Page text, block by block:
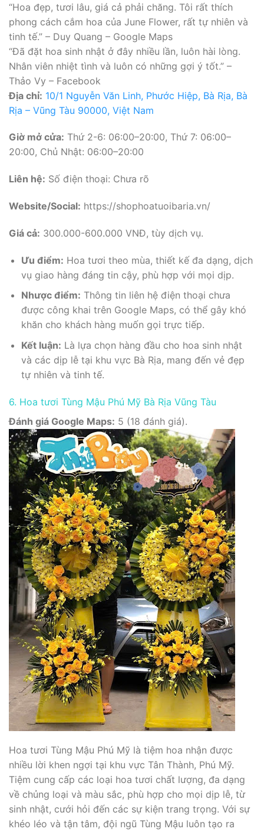
“Hoa đẹp, tươi lâu, giá cả phải chăng. Tôi rất thích
phong cách cắm hoa của June Flower, rất tự nhiên và
tinh tế.” – Duy Quang – Google Maps
“Đã đặt hoa sinh nhật ở đây nhiều lần, luôn hài lòng.
Nhân viên nhiệt tình và luôn có những gợi ý tốt.” –
Thảo Vy – Facebook
Địa chỉ: 10/1 Nguyễn Văn Linh, Phước Hiệp, Bà Rịa, Bà
Rịa – Vũng Tàu 90000, Việt Nam
Giờ mở cửa: Thứ 2-6: 06:00–20:00, Thứ 7: 06:00–
20:00, Chủ Nhật: 06:00–20:00
Liên hệ: Số điện thoại: Chưa rõ
Website/Social: https://shophoatuoibaria.vn/
Giá cả: 300.000-600.000 VNĐ, tùy dịch vụ.
Ưu điểm: Hoa tươi theo mùa, thiết kế đa dạng, dịch
vụ giao hàng đáng tin cậy, phù hợp với mọi dịp.
Nhược điểm: Thông tin liên hệ điện thoại chưa
được công khai trên Google Maps, có thể gây khó
khăn cho khách hàng muốn gọi trực tiếp.
Kết luận: Là lựa chọn hàng đầu cho hoa sinh nhật
và các dịp lễ tại khu vực Bà Rịa, mang đến vẻ đẹp
tự nhiên và tinh tế.
6. Hoa tươi Tùng Mậu Phú Mỹ Bà Rịa Vũng Tàu
Đánh giá Google Maps: 5 (18 đánh giá).
Hoa tươi Tùng Mậu Phú Mỹ là tiệm hoa nhận được
nhiều lời khen ngợi tại khu vực Tân Thành, Phú Mỹ.
Tiệm cung cấp các loại hoa tươi chất lượng, đa dạng
về chủng loại và màu sắc, phù hợp cho mọi dịp lễ, từ
sinh nhật, cưới hỏi đến các sự kiện trang trọng. Với sự
khéo léo và tận tâm, đội ngũ Tùng Mậu luôn tạo ra